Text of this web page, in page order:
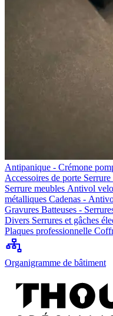
Antipanique - Crémone
Accessoires de porte
Serrure meubles Antivol velo
métalliques Cadenas -
Gravures Batteuses -
Divers Serrures et gâches
Plaques professionnelle
Organigramme de bâtiment